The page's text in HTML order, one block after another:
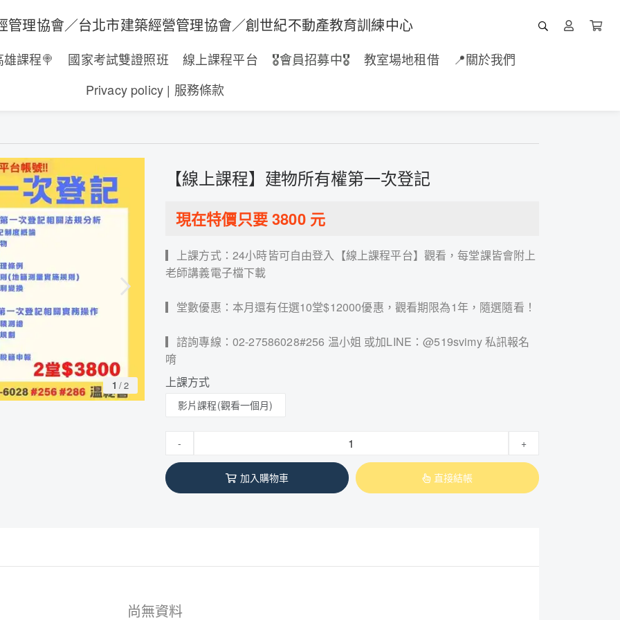
管理協會／台北市建築經營管理協會／創世紀不動產教育訓練中心
課程🍭 國家考試雙證照班 線上課程平台 🎖️會員招募中🎖️ 教室場地租借
📍關於我們
Privacy policy | 服務條款
1 /2
【線上課程】建物所有權第一次登記
現在特價只要3800元
▎上課方式：24小時皆可自由登入【線上課程平台】觀看，每堂課皆會附上
老師講義電子檔下載
▎堂數優惠：本月還有任選10堂$12000優惠，觀看期限為1年，隨選隨看！
▎諮詢專線：02-27586028#256 温小姐 或加LINE：@519svimy 私訊報名
唷
上課方式
影片課程(觀看一個月)
- +
加入購物車 直接結帳
尚無資料